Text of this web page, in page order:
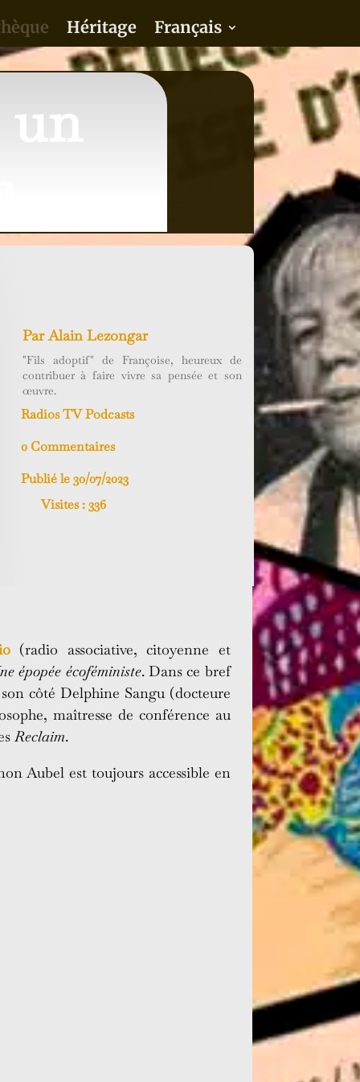
Héritage Français
un
ParAlain Lezongar
"Fils adoptif" de Françoise, heureux de
contribuer à faire vivre sa pensée et son
œuvre.
Radios TV Podcasts
0 Commentaires
Publié le 30/07/2023
Visites :336
(radio associative, citoyenne et
épopée écoféministe. Dans ce bref
côté Delphine Sangu (docteure
maîtresse de conférence au
Reclaim.
Aubel est toujours accessible en